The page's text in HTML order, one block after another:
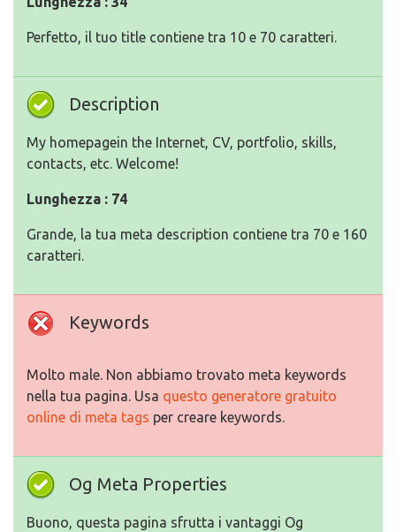
Perfetto, il tuo title contiene tra 10 e 70 caratteri.
Description
My homepagein the Internet, CV, portfolio, skills,
contacts, etc. Welcome!
Lunghezza : 74
Grande, la tua meta description contiene tra 70 e 160
caratteri.
Keywords
Molto male. Non abbiamo trovato meta keywords
nella tua pagina. Usa questo generatore gratuito
online di meta tags per creare keywords.
Og Meta Properties
Buono, questa pagina sfrutta i vantaggi Og